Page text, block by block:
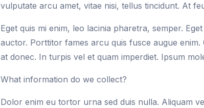
vulputate arcu amet, vitae nisi, tellus tincidunt. At
Eget quis mi enim, leo lacinia pharetra, semper.
auctor. Porttitor fames arcu quis fusce augue
at donec. In turpis vel et quam imperdiet. Ipsum
What information do we collect?
Dolor enim eu tortor urna sed duis nulla. Aliquam